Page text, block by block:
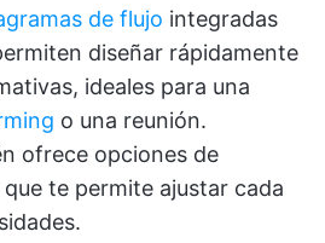
de flujo integradas
diseñar rápidamente
ideales para una
o una reunión.
ofrece opciones de
te permite ajustar cada